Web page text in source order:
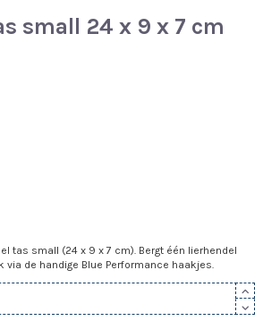
small 24 x 9 x 7 cm
tas small (24 x 9 x 7 cm). Bergt één lierhendel
de handige Blue Performance haakjes.